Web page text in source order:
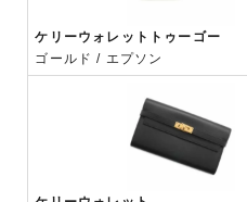
ケリーウォレットトゥーゴー
ゴールド / エプソン